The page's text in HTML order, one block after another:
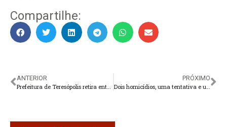
Compartilhe:
ANTERIOR
PRÓXIMO